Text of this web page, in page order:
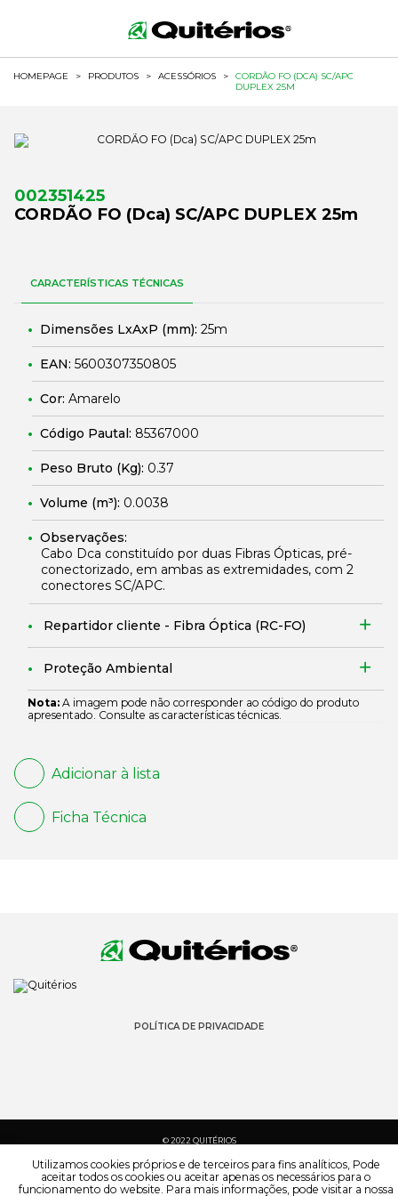
HOMEPAGE > PRODUTOS > ACESSÓRIOS >
CORDÃO FO (DCA) SC/APC
DUPLEX 25M
002351425
CORDÃO FO (Dca) SC/APC DUPLEX 25m
CARACTERÍSTICAS TÉCNICAS
Dimensões LxAxP (mm): 25m
EAN: 5600307350805
Cor: Amarelo
Código Pautal: 85367000
Peso Bruto (Kg): 0.37
Volume (m³): 0.0038
Observações:
Cabo Dca constituído por duas Fibras Ópticas, pré-
conectorizado, em ambas as extremidades, com 2
conectores SC/APC.
Repartidor cliente - Fibra Óptica (RC-FO)
Proteção Ambiental
Nota: A imagem pode não corresponder ao código do produto
apresentado. Consulte as características técnicas.
Adicionar à lista
Ficha Técnica
POLÍTICA DE PRIVACIDADE
© 2022 QUITÉRIOS
Utilizamos cookies próprios e de terceiros para fins analíticos, Pode
aceitar todos os cookies ou aceitar apenas os necessários para o
funcionamento do website. Para mais informações, pode visitar a nossa